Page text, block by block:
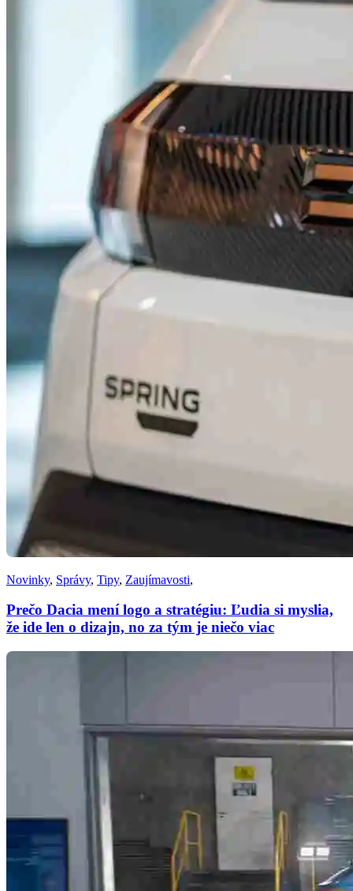
Novinky, Správy, Tipy, Zaujímavosti,
Prečo Dacia mení logo a stratégiu: Ľudia si myslia,
že ide len o dizajn, no za tým je niečo viac